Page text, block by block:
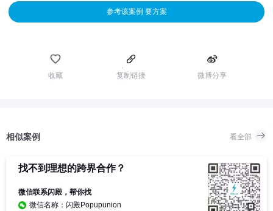
参考该案例 要方案
收藏 复制链接 微博分享
相似案例 看全部
找不到理想的跨界合作？
微信联系闪殿，帮你找
微信名称：闪殿Popupunion